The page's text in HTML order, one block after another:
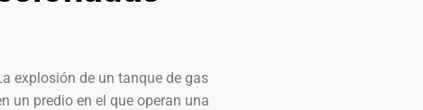
explosión de un tanque de gas
un predio en el que operan una